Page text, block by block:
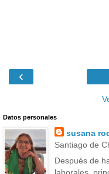
‹
Datos personales
susana
Santiago de
Después de